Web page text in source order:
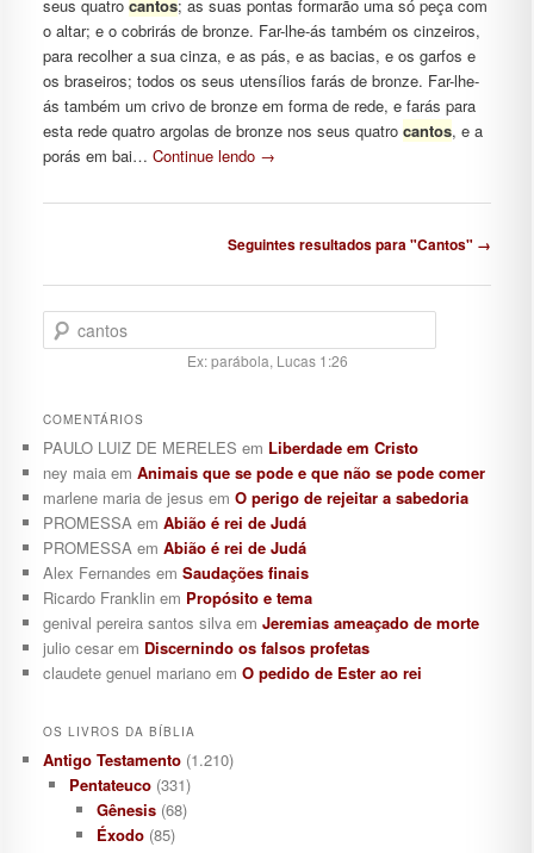
seus quatro cantos; as suas pontas formarão uma só peça com
o altar; e o cobrirás de bronze. Far-lhe-ás também os cinzeiros,
para recolher a sua cinza, e as pás, e as bacias, e os garfos e
os braseiros; todos os seus utensílios farás de bronze. Far-lhe-
ás também um crivo de bronze em forma de rede, e farás para
esta rede quatro argolas de bronze nos seus quatro cantos, e a
porás em bai… Continue lendo →
Seguintes resultados para "Cantos" →
Pesquisar
Ex: parábola, Lucas 1:26
COMENTÁRIOS
PAULO LUIZ DE MERELES em Liberdade em Cristo
ney maiaem Animais que se pode e que não se pode comer
marlene maria de jesus em O perigo de rejeitar a sabedoria
PROMESSA em Abião é rei de Judá
PROMESSA em Abião é rei de Judá
Alex Fernandes em Saudações finais
Ricardo Franklinem Propósito e tema
genival pereira santos silvaem Jeremias ameaçado de morte
julio cesarem Discernindo os falsos profetas
claudete genuel marianoem O pedido de Ester ao rei
OS LIVROS DA BÍBLIA
Antigo Testamento(1.210)
Pentateuco (331)
Gênesis(68)
Éxodo(85)